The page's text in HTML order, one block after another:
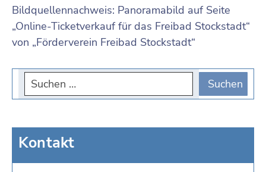
Bildquellennachweis: Panoramabild auf Seite
„Online-Ticketverkauf für das Freibad Stockstadt“
von „Förderverein Freibad Stockstadt“
Kontakt